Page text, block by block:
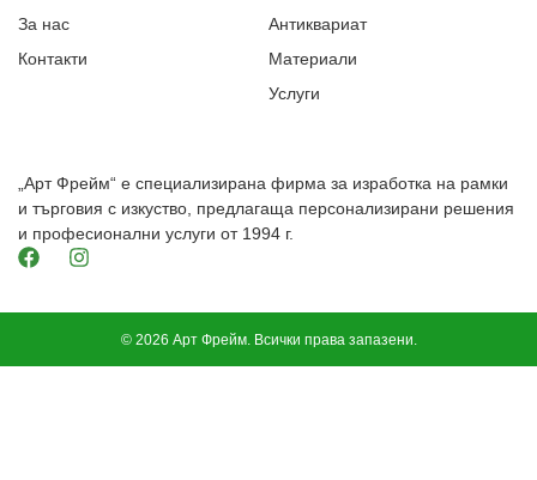
„Арт Фрейм“ е специализирана фирма за изработка на рамки
и търговия с изкуство, предлагаща персонализирани решения
и професионални услуги от 1994 г.
Антиквариат
Материали
Услуги
За нас
Контакти
© 2026 Арт Фрейм. Всички права запазени.